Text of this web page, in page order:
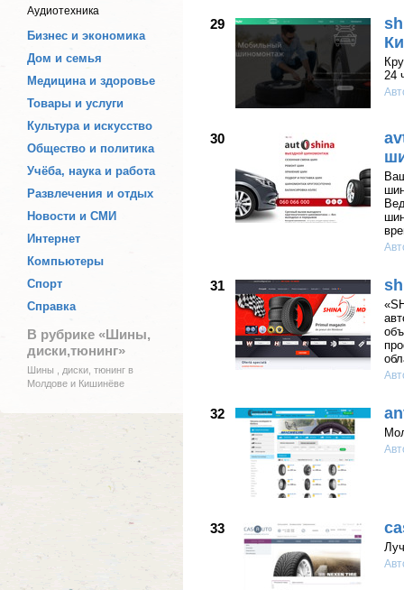
Аудиотехника
Бизнес и экономика
Дом и семья
Медицина и здоровье
Товары и услуги
Культура и искусство
Общество и политика
Учёба, наука и работа
Развлечения и отдых
Новости и СМИ
Интернет
Компьютеры
Спорт
Справка
В рубрике «Шины,
диски,тюнинг»
Шины , диски, тюнинг в
Молдове и Кишинёве
29
24
30
31
32
33